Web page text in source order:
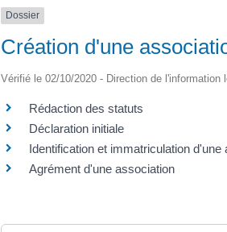
Dossier
Création d'une
Vérifié le 02/10/2020 - Direction de
Rédaction des statuts
Déclaration initiale
Identification et immatriculation d'une
Agrément d'une association